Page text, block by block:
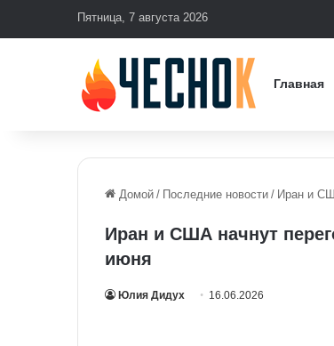
Пятница, 7 августа 2026
Главная
Домой / Последние новости / Иран и
Иран и США начнут
июня
Юлия Дидух 16.06.2026